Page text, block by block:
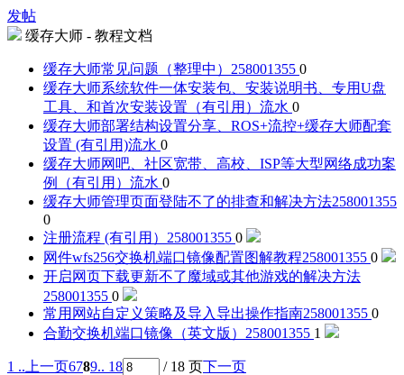
发帖
缓存大师 - 教程文档
缓存大师常见问题（整理中） 258001355 0
缓存大师系统软件一体安装包、安装说明书、专用U盘
工具、和首次安装设置（有引用） 流水 0
缓存大师部署结构设置分享、ROS+流控+缓存大师配套
设置 (有引用)流水 0
缓存大师网吧、社区宽带、高校、ISP等大型网络成功案
例（有引用） 流水 0
缓存大师管理页面登陆不了的排查和解决方法258001355
0
注册流程 (有引用） 258001355 0
网件wfs256交换机端口镜像配置图解教程258001355 0
开启网页下载更新不了魔域或其他游戏的解决方法
258001355 0
常用网站自定义策略及导入导出操作指南258001355 0
合勤交换机端口镜像（英文版） 258001355 1
1 .. 上一页6789.. 18 / 18 页下一页